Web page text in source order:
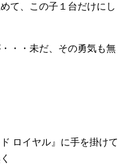
て、この子１台だけにし
・・未だ、その勇気も無
ロイヤル』に手を掛けて